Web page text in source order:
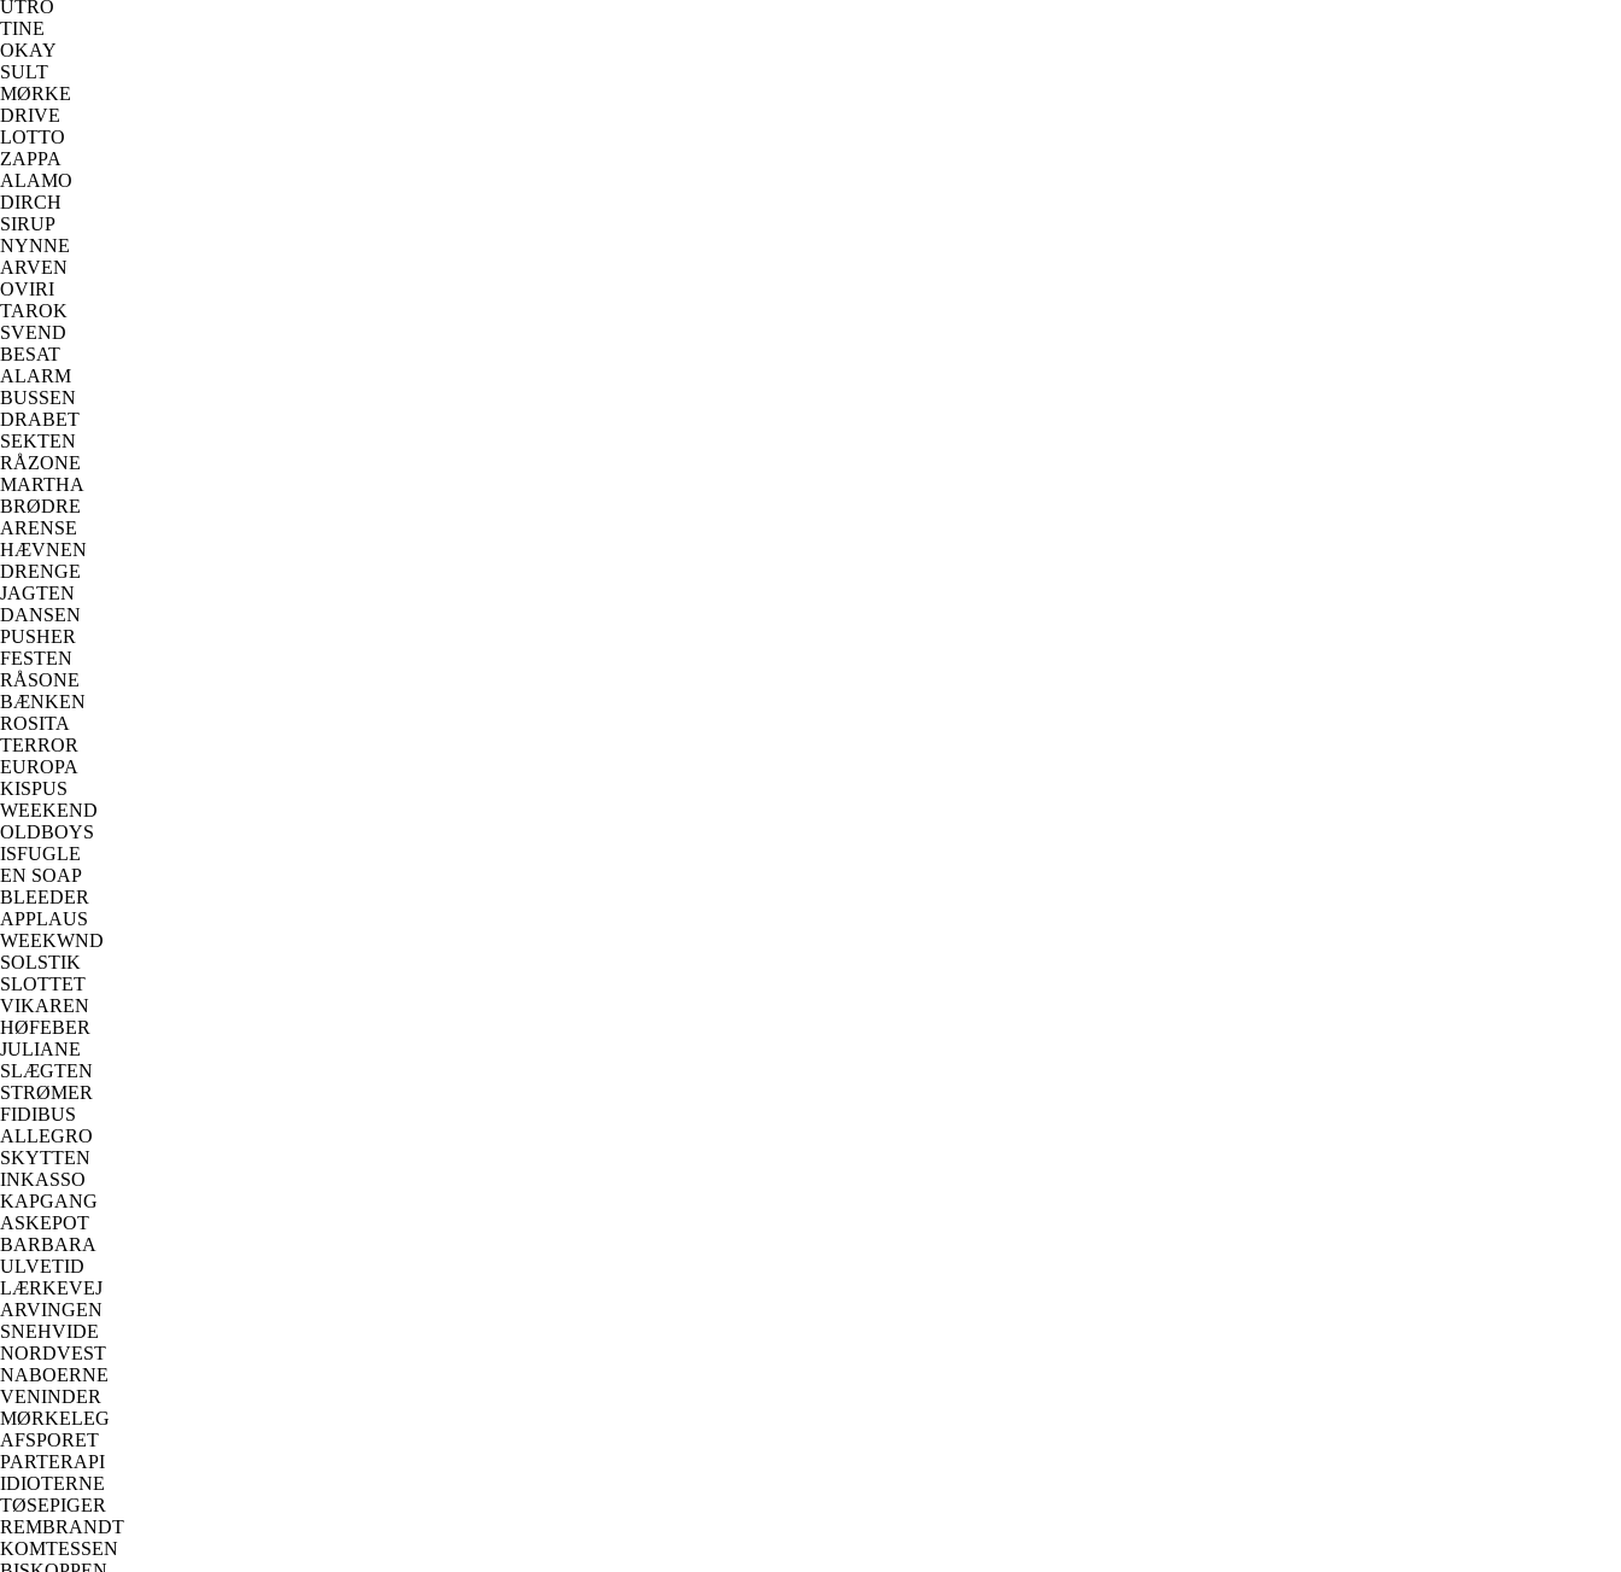
UTRO
TINE
OKAY
SULT
MØRKE
DRIVE
LOTTO
ZAPPA
ALAMO
DIRCH
SIRUP
NYNNE
ARVEN
OVIRI
TAROK
SVEND
BESAT
ALARM
BUSSEN
DRABET
SEKTEN
RÅZONE
MARTHA
BRØDRE
ARENSE
HÆVNEN
DRENGE
JAGTEN
DANSEN
PUSHER
FESTEN
RÅSONE
BÆNKEN
ROSITA
TERROR
EUROPA
KISPUS
WEEKEND
OLDBOYS
ISFUGLE
EN SOAP
BLEEDER
APPLAUS
WEEKWND
SOLSTIK
SLOTTET
VIKAREN
HØFEBER
JULIANE
SLÆGTEN
STRØMER
FIDIBUS
ALLEGRO
SKYTTEN
INKASSO
KAPGANG
ASKEPOT
BARBARA
ULVETID
LÆRKEVEJ
ARVINGEN
SNEHVIDE
NORDVEST
NABOERNE
VENINDER
MØRKELEG
AFSPORET
PARTERAPI
IDIOTERNE
TØSEPIGER
REMBRANDT
KOMTESSEN